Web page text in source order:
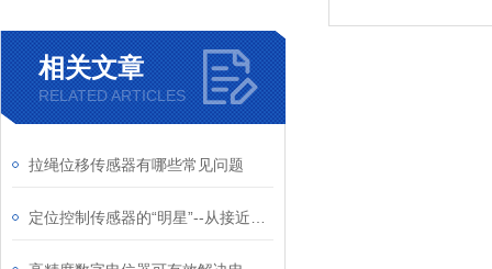
相关文章
RELATED ARTICLES
拉绳位移传感器有哪些常见问题